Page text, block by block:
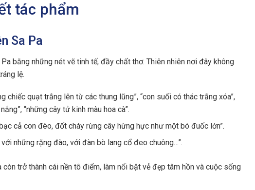
tác phẩm
Sa Pa
bằng những nét vẽ tinh tế, đầy chất thơ. Thiên nhiên nơi đây không
lệ.
chiếc quạt trắng lên từ các thung lũng”, “con suối có thác trắng xóa”,
“những cây tử kinh màu hoa cà”.
cả con đèo, đốt cháy rừng cây hừng hực như một bó đuốc lớn”.
với những rặng đào, với đàn bò lang cổ đeo chuông…”.
trở thành cái nền tô điểm, làm nổi bật vẻ đẹp tâm hồn và cuộc sống